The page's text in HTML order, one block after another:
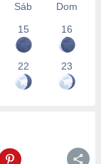
Sáb
Dom
15 16
22 23